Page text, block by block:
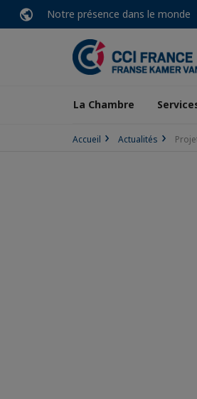
Notre présence dans le monde
La Chambre
Accueil Actualités